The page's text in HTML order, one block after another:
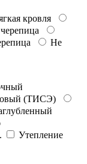
кровля
Не
(ТИСЭ)
Утепление